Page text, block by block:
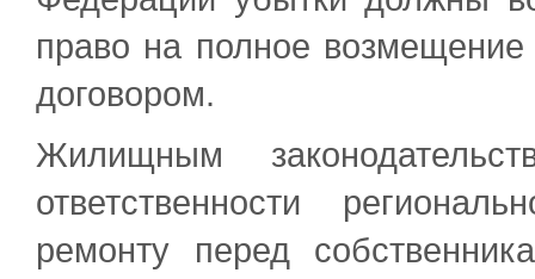
право на полное
договором.
Жилищным
ответственности
ремонту перед